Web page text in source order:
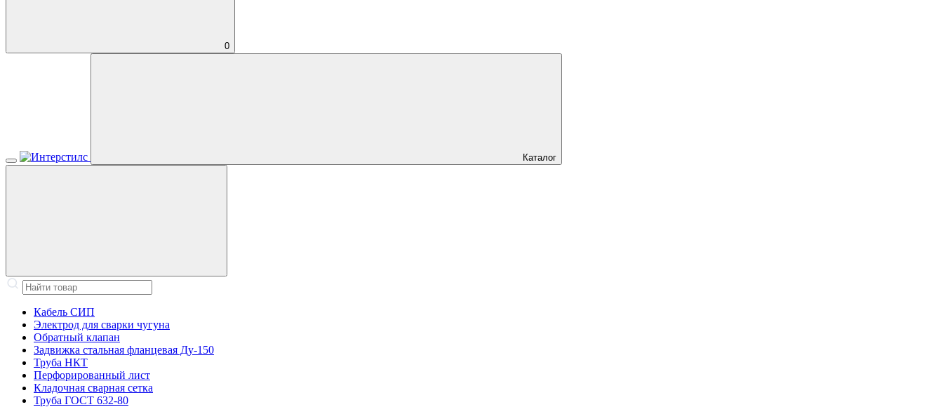
0
Каталог
Кабель СИП
Электрод для сварки чугуна
Обратный клапан
Задвижка стальная фланцевая Ду-150
Труба НКТ
Перфорированный лист
Кладочная сварная сетка
Труба ГОСТ 632-80